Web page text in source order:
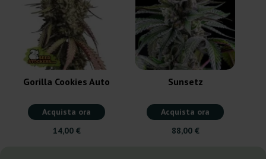
Gorilla Cookies Auto
Acquista ora
14,00 €
Sunsetz
Acquista ora
88,00 €